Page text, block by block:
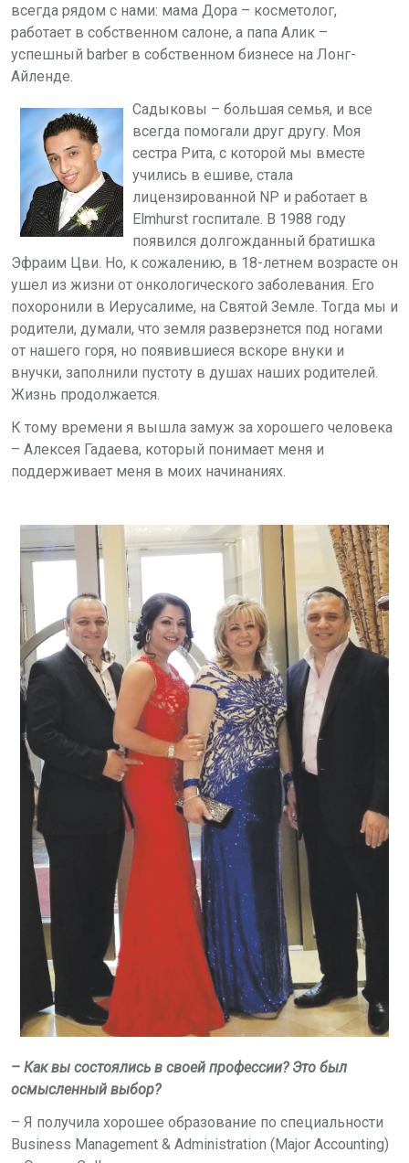
всегда рядом с нами: мама Дора – косметолог,
работает в собственном салоне, а папа Алик –
успешный barber в собственном бизнесе на Лонг-
Айленде.
Садыковы – большая семья, и все
всегда помогали друг другу. Моя
сестра Рита, с которой мы вместе
учились в ешиве, стала
лицензированной NP и работает в
Elmhurst госпитале. В 1988 году
появился долгожданный братишка
Эфраим Цви. Но, к сожалению, в 18-летнем возрасте он
ушел из жизни от онкологического заболевания. Его
похоронили в Иерусалиме, на Святой Земле. Тогда мы и
родители, думали, что земля разверзнется под ногами
от нашего горя, но появившиеся вскоре внуки и
внучки, заполнили пустоту в душах наших родителей.
Жизнь продолжается.
К тому времени я вышла замуж за хорошего человека
– Алексея Гадаева, который понимает меня и
поддерживает меня в моих начинаниях.
– Как вы состоялись в своей профессии? Это был
осмысленный выбор?
– Я получила хорошее образование по специальности
Business Management & Аdministration (Major Accounting)